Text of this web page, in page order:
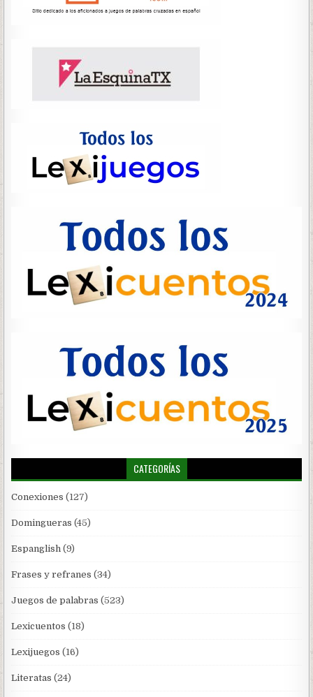
CATEGORÍAS
Conexiones (127)
Domingueras (45)
Espanglish (9)
Frases y refranes (34)
Juegos de palabras (523)
Lexicuentos (18)
Lexijuegos (16)
Literatas (24)